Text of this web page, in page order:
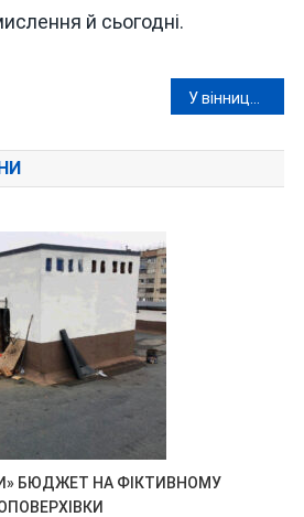
й сьогодні.
БЮДЖЕТ НА ФІКТИВНОМУ